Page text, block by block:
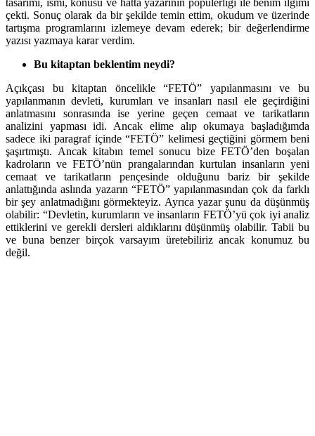
tasarımı, ismi, konusu ve hatta yazarının popülerliği ile benim ilgimi
çekti. Sonuç olarak da bir şekilde temin ettim, okudum ve üzerinde
tartışma programlarını izlemeye devam ederek; bir değerlendirme
yazısı yazmaya karar verdim.
Bu kitaptan beklentim neydi?
Açıkçası bu kitaptan öncelikle “FETÖ” yapılanmasını ve bu
yapılanmanın devleti, kurumları ve insanları nasıl ele geçirdiğini
anlatmasını sonrasında ise yerine geçen cemaat ve tarikatların
analizini yapması idi. Ancak elime alıp okumaya başladığımda
sadece iki paragraf içinde “FETÖ” kelimesi geçtiğini görmem beni
şaşırtmıştı. Ancak kitabın temel sonucu bize FETÖ’den boşalan
kadroların ve FETÖ’nün prangalarından kurtulan insanların yeni
cemaat ve tarikatların pençesinde olduğunu bariz bir şekilde
anlattığında aslında yazarın “FETÖ” yapılanmasından çok da farklı
bir şey anlatmadığını görmekteyiz. Ayrıca yazar şunu da düşünmüş
olabilir: “Devletin, kurumların ve insanların FETÖ’yü çok iyi analiz
ettiklerini ve gerekli dersleri aldıklarını düşünmüş olabilir. Tabii bu
ve buna benzer birçok varsayım üretebiliriz ancak konumuz bu
değil.